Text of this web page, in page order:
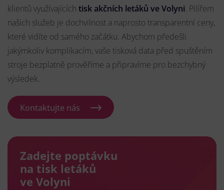
klientů využívajících tisk akčních letáků ve Volyni. Pilířem
našich služeb je dochvilnost a naprosto transparentní ceny,
které vidíte od samého začátku. Abychom předešli
jakýmkoliv komplikacím, vaše tisková data před spuštěním
stroje bezplatně prověříme a připravíme pro bezchybný
výsledek.
Kontaktujte nás
Zadejte poptávku
na tisk letáků
ve Volyni